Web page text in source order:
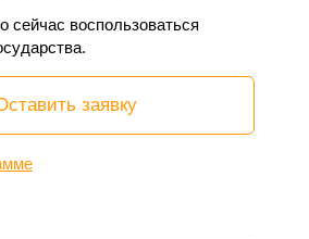
сейчас воспользоваться
заявку